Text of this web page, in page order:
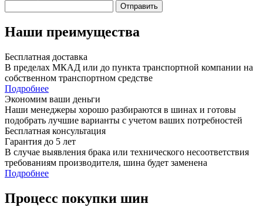
Отправить
Наши преимущества
Бесплатная доставка
В пределах МКАД или до пункта транспортной компании на
собственном транспортном средстве
Подробнее
Экономим ваши деньги
Наши менеджеры хорошо разбираются в шинах и готовы
подобрать лучшие варианты с учетом ваших потребностей
Бесплатная консультация
Гарантия до 5 лет
В случае выявления брака или технического несоответствия
требованиям производителя, шина будет заменена
Подробнее
Процесс покупки шин